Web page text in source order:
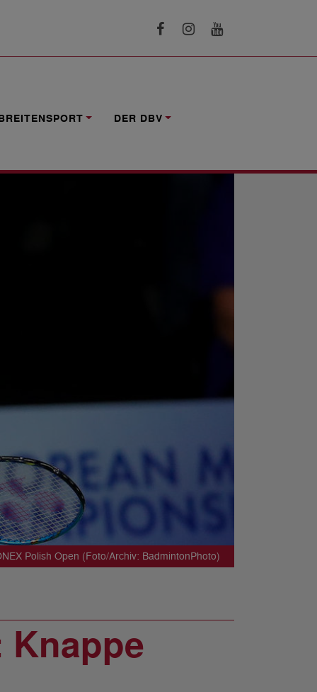
DER DBV
Polish Open (Foto/Archiv: BadmintonPhoto)
Knappe